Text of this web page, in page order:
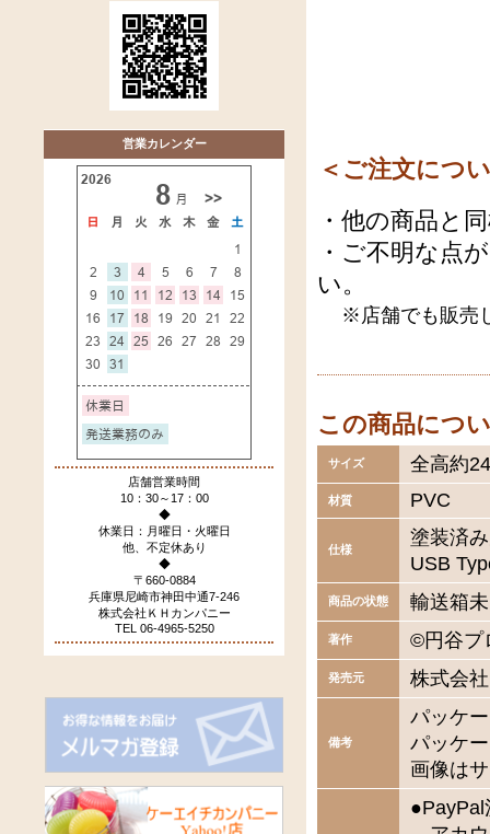
＜ご注文につ
・他の商品と
・ご不明な点
い。
※店舗でも販売
この商品につ
サイズ 全高約
材質 PVC
仕様
塗装済
USB
商品の状態 輸送箱
著作 ©円谷プ
発売元 株式会
備考
パッケ
パッケ
画像は
●PayPal
営業カレンダー
店舗営業時間
10：30～17：00
◆
休業日：月曜日・火曜日
他、不定休あり
◆
〒660-0884
兵庫県尼崎市神田中通7-246
株式会社ＫＨカンパニー
TEL 06-4965-5250